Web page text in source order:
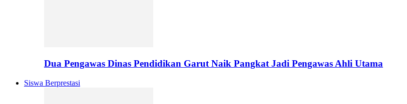
Dua Pengawas Dinas Pendidikan Garut Naik Pangkat Jadi Pengawas Ahli Utama
Siswa Berprestasi